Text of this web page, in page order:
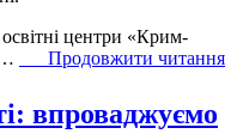
центри «Крим-
…
Продовжити читання
впроваджуємо